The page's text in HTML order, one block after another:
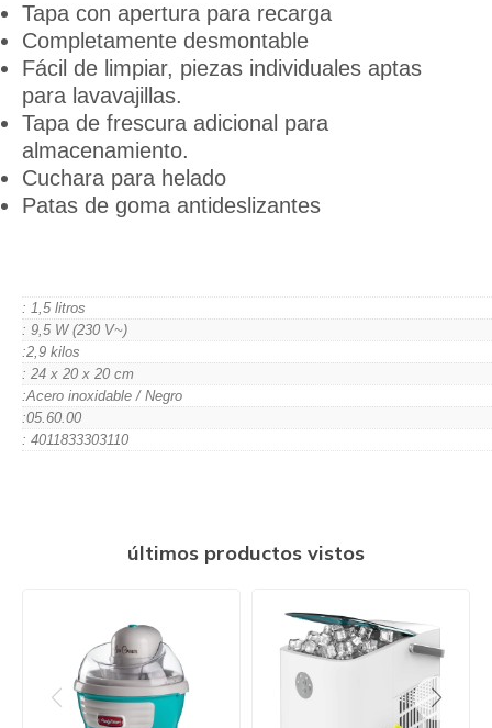
Tapa con apertura para recarga
Completamente desmontable
Fácil de limpiar, piezas individuales aptas
para lavavajillas.
Tapa de frescura adicional para
almacenamiento.
Cuchara para helado
Patas de goma antideslizantes
: 1,5 litros
: 9,5 W (230 V~)
:2,9 kilos
: 24 x 20 x 20 cm
:Acero inoxidable / Negro
:05.60.00
: 4011833303110
últimos productos vistos